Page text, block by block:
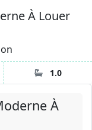
À
À Louer
1.0